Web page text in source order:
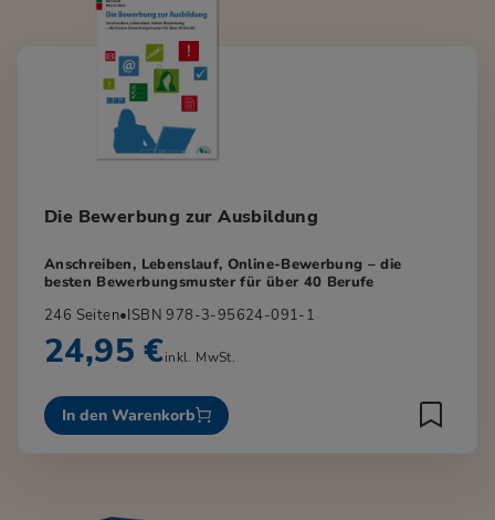
Die Bewerbung zur Ausbildung
Anschreiben, Lebenslauf, Online-Bewerbung – die
besten Bewerbungsmuster für über 40 Berufe
246 Seiten•ISBN 978-3-95624-091-1
24,95 €inkl. MwSt.
In den Warenkorb